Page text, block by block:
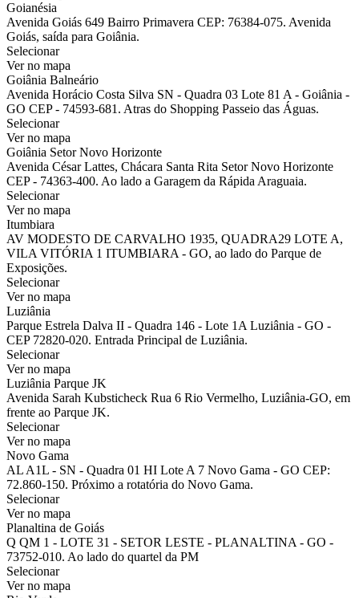
Goianésia
Avenida Goiás 649 Bairro Primavera CEP: 76384-075. Avenida
Goiás, saída para Goiânia.
Selecionar
Ver no mapa
Goiânia Balneário
Avenida Horácio Costa Silva SN - Quadra 03 Lote 81 A - Goiânia -
GO CEP - 74593-681. Atras do Shopping Passeio das Águas.
Selecionar
Ver no mapa
Goiânia Setor Novo Horizonte
Avenida César Lattes, Chácara Santa Rita Setor Novo Horizonte
CEP - 74363-400. Ao lado a Garagem da Rápida Araguaia.
Selecionar
Ver no mapa
Itumbiara
AV MODESTO DE CARVALHO 1935, QUADRA29 LOTE A,
VILA VITÓRIA 1 ITUMBIARA - GO, ao lado do Parque de
Exposições.
Selecionar
Ver no mapa
Luziânia
Parque Estrela Dalva II - Quadra 146 - Lote 1A Luziânia - GO -
CEP 72820-020. Entrada Principal de Luziânia.
Selecionar
Ver no mapa
Luziânia Parque JK
Avenida Sarah Kubsticheck Rua 6 Rio Vermelho, Luziânia-GO, em
frente ao Parque JK.
Selecionar
Ver no mapa
Novo Gama
AL A1L - SN - Quadra 01 HI Lote A 7 Novo Gama - GO CEP:
72.860-150. Próximo a rotatória do Novo Gama.
Selecionar
Ver no mapa
Planaltina de Goiás
Q QM 1 - LOTE 31 - SETOR LESTE - PLANALTINA - GO -
73752-010. Ao lado do quartel da PM
Selecionar
Ver no mapa